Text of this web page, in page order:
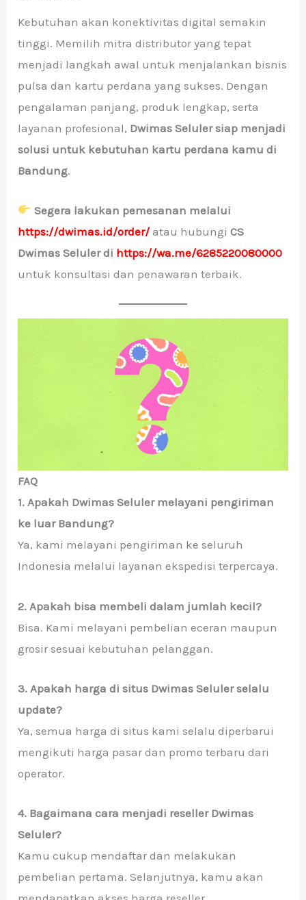
Kebutuhan akan konektivitas digital semakin
tinggi. Memilih mitra distributor yang tepat
menjadi langkah awal untuk menjalankan bisnis
pulsa dan kartu perdana yang sukses. Dengan
pengalaman panjang, produk lengkap, serta
layanan profesional, Dwimas Seluler siap menjadi
solusi untuk kebutuhan kartu perdana kamu di
Bandung.
Segera lakukan pemesanan melalui
https://dwimas.id/order/atau hubungiCS
Dwimas Seluler di https://wa.me/6285220080000
untuk konsultasi dan penawaran terbaik.
FAQ
1. Apakah Dwimas Seluler melayani pengiriman
ke luar Bandung?
Ya, kami melayani pengiriman ke seluruh
Indonesia melalui layanan ekspedisi terpercaya.
2. Apakah bisa membeli dalam jumlah kecil?
Bisa. Kami melayani pembelian eceran maupun
grosir sesuai kebutuhan pelanggan.
3. Apakah harga di situs Dwimas Seluler selalu
update?
Ya, semua harga di situs kami selalu diperbarui
mengikuti harga pasar dan promo terbaru dari
operator.
4. Bagaimana cara menjadi reseller Dwimas
Seluler?
Kamu cukup mendaftar dan melakukan
pembelian pertama. Selanjutnya, kamu akan